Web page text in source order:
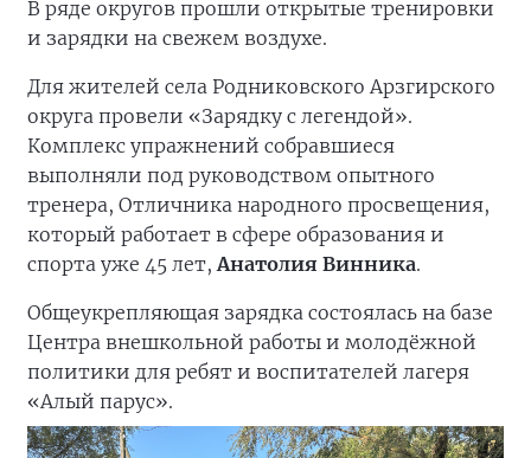
В ряде округов прошли открытые тренировки
и зарядки на свежем воздухе.
Для жителей села Родниковского Арзгирского
округа провели «Зарядку с легендой».
Комплекс упражнений собравшиеся
выполняли под руководством опытного
тренера, Отличника народного просвещения,
который работает в сфере образования и
спорта уже 45 лет, Анатолия Винника.
Общеукрепляющая зарядка состоялась на базе
Центра внешкольной работы и молодёжной
политики для ребят и воспитателей лагеря
«Алый парус».